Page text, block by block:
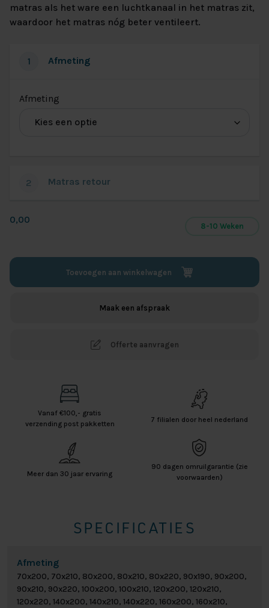
matras als het ware een luchtkanaal in het matras zit,
waardoor het matras nóg beter ventileert.
1 Afmeting
Afmeting
Afmeting
2 Matras retour
0,00
8-10 Weken
Toevoegen aan winkelwagen
Maak een afspraak
Offerte aanvragen
Vanaf €100,- gratis
verzending post pakketten
7 filialen door heel nederland
Meer dan 30 jaar ervaring
90 dagen omruilgarantie (zie
voorwaarden)
SPECIFICATIES
Afmeting
70x200, 70x210, 80x200, 80x210, 80x220, 90x190, 90x200,
90x210, 90x220, 100x200, 100x210, 120x200, 120x210,
120x220, 140x200, 140x210, 140x220, 160x200, 160x210,